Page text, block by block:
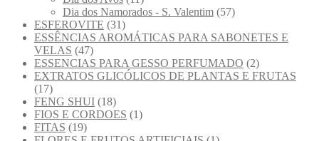
Dia dos Namorados - S. Valentim (57)
ESFEROVITE (31)
ESSÊNCIAS AROMÁTICAS PARA SABONETES E
VELAS (47)
ESSENCIAS PARA GESSO PERFUMADO (2)
EXTRATOS GLICÓLICOS DE PLANTAS E FRUTAS
(17)
FENG SHUI (18)
FIOS E CORDOES (1)
FITAS (19)